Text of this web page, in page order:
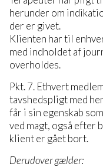
herunder om
der er givet.
Klienten har til
med indholdet af
overholdes.
Pkt. 7. Ethvert
tavshedspligt med
får i sin egenskab
ved magt, også efter
klient er gået bort.
Derudover gælder: